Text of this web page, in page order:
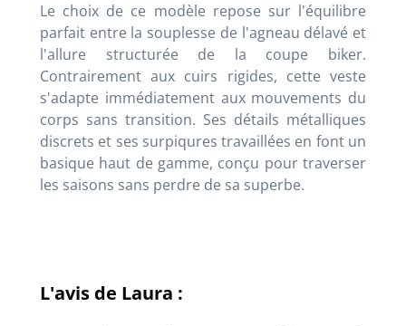
Le choix de ce modèle repose sur l'équilibre
parfait entre la souplesse de l'agneau délavé et
l'allure structurée de la coupe biker.
Contrairement aux cuirs rigides, cette veste
s'adapte immédiatement aux mouvements du
corps sans transition. Ses détails métalliques
discrets et ses surpiqures travaillées en font un
basique haut de gamme, conçu pour traverser
les saisons sans perdre de sa superbe.
L'avis de Laura :